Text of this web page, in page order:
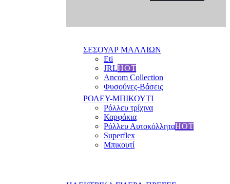
ΣΕΣΟΥΑΡ ΜΑΛΛΙΩΝ
Eti
JRLHOT
Ancom Collection
Φυσούνες-Βάσεις
ΡΟΛΕΥ-ΜΠΙΚΟΥΤΙ
Ρόλλευ τρίχινα
Καρφάκια
Ρόλλευ ΑυτοκόλληταHOT
Superflex
Μπικουτί